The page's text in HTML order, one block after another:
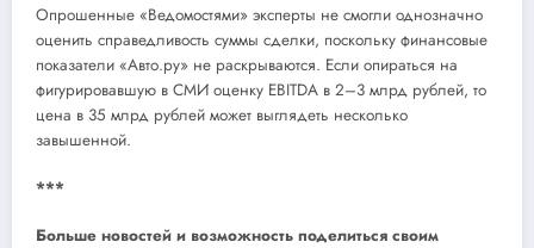
Опрошенные «Ведомостями» эксперты не смогли однозначно
оценить справедливость суммы сделки, поскольку финансовые
показатели «Авто.ру» не раскрываются. Если опираться на
фигурировавшую в СМИ оценку EBITDA в 2–3 млрд рублей, то
цена в 35 млрд рублей может выглядеть несколько
завышенной.
***
Больше новостей и возможность поделиться своим